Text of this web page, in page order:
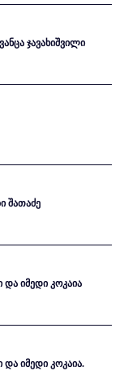
ჯავახიშვილი
შათაძე
და იმედი კოკაია
და იმედი კოკაია.